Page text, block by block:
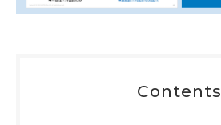
Contents